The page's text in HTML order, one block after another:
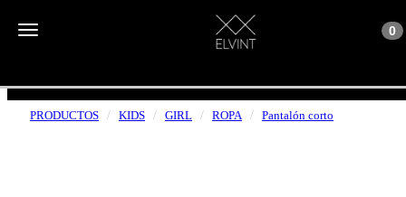
Toggle navigation Toggle
0
ENVÍOS GRATUITOS A PARTIR DE 50€
PRODUCTOS KIDS GIRL ROPA Pantalón corto